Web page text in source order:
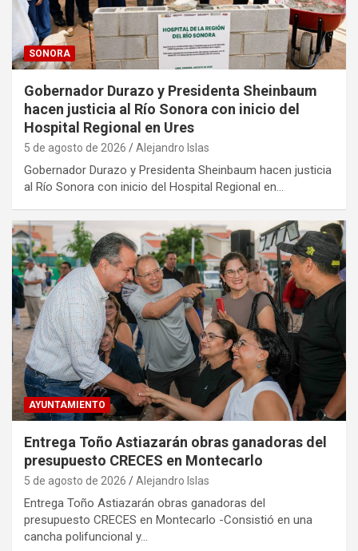
SONORA
Gobernador Durazo y Presidenta Sheinbaum
hacen justicia al Río Sonora con inicio del
Hospital Regional en Ures
5 de agosto de 2026 Alejandro Islas
Gobernador Durazo y Presidenta Sheinbaum hacen justicia
al Río Sonora con inicio del Hospital Regional en…
AYUNTAMIENTO
Entrega Toño Astiazarán obras ganadoras del
presupuesto CRECES en Montecarlo
5 de agosto de 2026 Alejandro Islas
Entrega Toño Astiazarán obras ganadoras del
presupuesto CRECES en Montecarlo -Consistió en una
cancha polifuncional y…